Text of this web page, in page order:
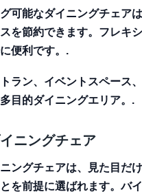
可能なダイニングチェア
を節約できます。フレキ
便利です。.
トラン、イベントスペース
目的ダイニングエリア。.
ニングチェア
ングチェアは、見た目だ
を前提に選ばれます。バ